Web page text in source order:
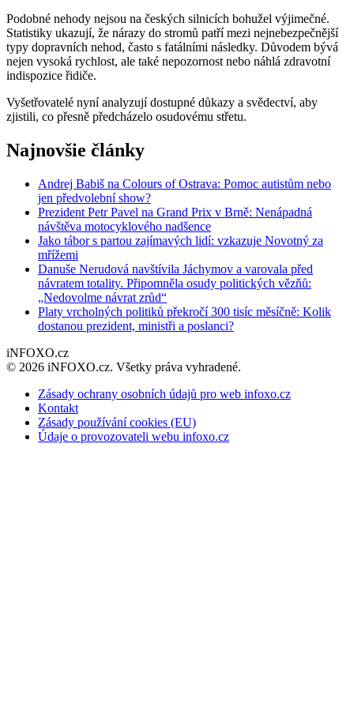
Podobné nehody nejsou na českých silnicích bohužel výjimečné.
Statistiky ukazují, že nárazy do stromů patří mezi nejnebezpečnější
typy dopravních nehod, často s fatálními následky. Důvodem bývá
nejen vysoká rychlost, ale také nepozornost nebo náhlá zdravotní
indispozice řidiče.
Vyšetřovatelé nyní analyzují dostupné důkazy a svědectví, aby
zjistili, co přesně předcházelo osudovému střetu.
Najnovšie články
Andrej Babiš na Colours of Ostrava: Pomoc autistům nebo
jen předvolební show?
Prezident Petr Pavel na Grand Prix v Brně: Nenápadná
návštěva motocyklového nadšence
Jako tábor s partou zajímavých lidí: vzkazuje Novotný za
mřížemi
Danuše Nerudová navštívila Jáchymov a varovala před
návratem totality. Připomněla osudy politických vězňů:
„Nedovolme návrat zrůd“
Platy vrcholných politiků překročí 300 tisíc měsíčně: Kolik
dostanou prezident, ministři a poslanci?
iNFOXO.cz
© 2026 iNFOXO.cz. Všetky práva vyhradené.
Zásady ochrany osobních údajů pro web infoxo.cz
Kontakt
Zásady používání cookies (EU)
Údaje o provozovateli webu infoxo.cz